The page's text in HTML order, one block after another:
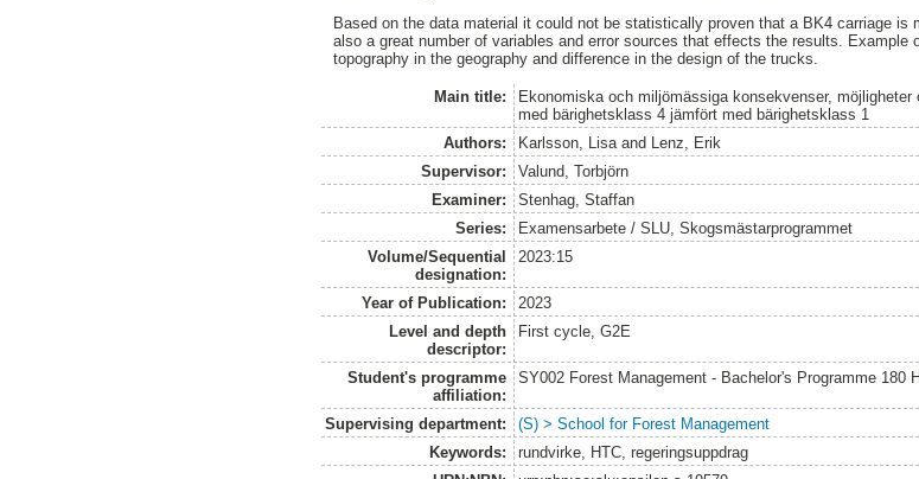
Based on the data material it could not be statistically proven that a BK4 carriage is
also a great number of variables and error sources that effects the results.
topography in the geography and difference in the design of the trucks.
Main title:
Ekonomiska och miljömässiga konsekvenser,
med bärighetsklass 4 jämfört med bärighetsklass 1
Authors:
Karlsson, Lisaand Lenz, Erik
Supervisor:
Valund, Torbjörn
Examiner:
Stenhag, Staffan
Series:
Examensarbete / SLU, Skogsmästarprogrammet
Volume/Sequential
designation:
2023:15
Year of Publication:
2023
Level and depth
descriptor:
First cycle, G2E
Student's programme
affiliation:
SY002 Forest Management - Bachelor's Programme 180
Supervising department:
(S) > School for Forest Management
Keywords:
rundvirke, HTC, regeringsuppdrag